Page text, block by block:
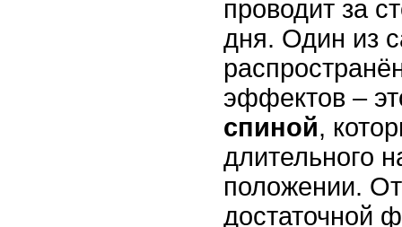
проводит за
дня. Один из
эффектов –
спиной,
длительного
положении.
достаточной